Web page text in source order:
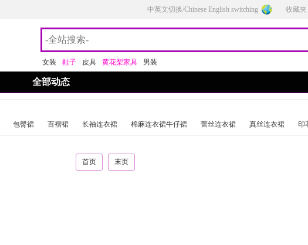
中英文切换/Chinese English switching 收藏夹
女装 鞋子 皮具 黄花梨家具 男装
全部动态
包臀裙 百褶裙 长袖连衣裙 棉麻连衣裙牛仔裙 蕾丝连衣裙 真丝连衣裙 印
首页 末页